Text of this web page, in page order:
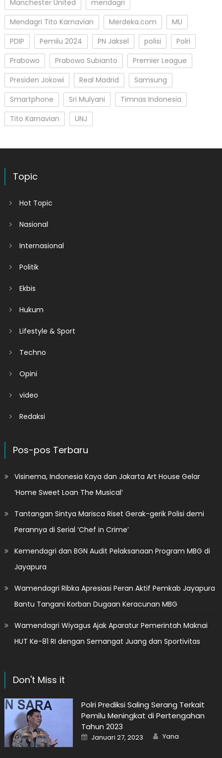
Manchester United
mendagri
Mendagri Tito Karnavian
Merdeka.com
MU
PDIP
Pemilu 2024 PN Jaksel polisi
Polri
Prabowo
Prabowo Subianto
Premier League
Presiden Jokowi
Real Madrid
Samsung
Smartphone
Sri Mulyani
Timnas Indonesia
Tito Karnavian
UNJ
Topic
Hot Topic
Nasional
Internasional
Politik
Ekbis
Hukum
Lifestyle & Sport
Techno
Opini
video
Redaksi
Pos-pos Terbaru
Visinema, Indonesia Kaya dan Jakarta Art House Gelar
‘Home Sweet Loan The Musical’
Tantangan Sintya Marisca Riset Gerak-gerik Polisi demi
Perannya di Serial ‘Chef in Crime’
Kemendagri dan BGN Audit Pelaksanaan Program MBG di
Jayapura
Wamendagri Ribka Apresiasi Peran Aktif Pemkab Jayapura
Bantu Tangani Korban Dugaan Keracunan MBG
Wamendagri Wiyagus Ajak Aparatur Pemerintah Maknai
HUT Ke-81 RI dengan Semangat Juang dan Sportivitas
Don't Miss it
Polri Prediksi Saling Serang Terkait
Pemilu Meningkat di Pertengahan
Tahun 2023
Posted
on
Januari 27, 2023 Author
Yana